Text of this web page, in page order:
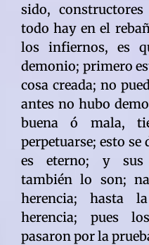
sido,
todo hay en el
los infiernos, es
demonio; primero
cosa creada; no
antes no hubo
buena ó mala,
perpetuarse; esto se
es eterno; y sus
también lo son;
herencia; hasta
herencia; pues
pasaron por la